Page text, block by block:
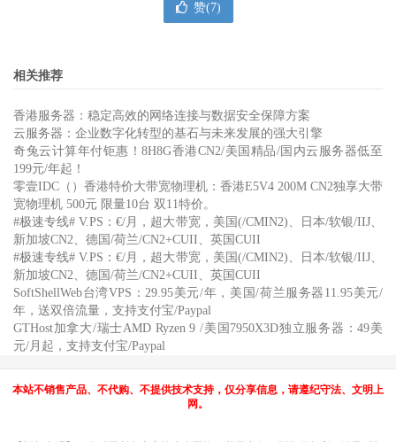
赞(7)
相关推荐
香港服务器：稳定高效的网络连接与数据安全保障方案
云服务器：企业数字化转型的基石与未来发展的强大引擎
奇兔云计算年付钜惠！8H8G香港CN2/美国精品/国内云服务器低至
199元/年起！
零壹IDC（）香港特价大带宽物理机：香港E5V4 200M CN2独享大带
宽物理机 500元 限量10台 双11特价。
#极速专线# V.PS：€/月，超大带宽，美国(/CMIN2)、日本/软银/IIJ、
新加坡CN2、德国/荷兰/CN2+CUII、英国CUII
#极速专线# V.PS：€/月，超大带宽，美国(/CMIN2)、日本/软银/IIJ、
新加坡CN2、德国/荷兰/CN2+CUII、英国CUII
SoftShellWeb台湾VPS：29.95美元/年，美国/荷兰服务器11.95美元/
年，送双倍流量，支持支付宝/Paypal
GTHost加拿大/瑞士AMD Ryzen 9 /美国7950X3D独立服务器：49美
元/月起，支持支付宝/Paypal
本站不销售产品、不代购、不提供技术支持，仅分享信息，请遵纪守法、文明上
网。